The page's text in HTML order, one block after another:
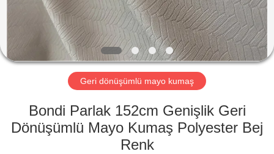
GÖSTERISI
HAKKIMIZDA
FABRIKA
Geri dönüşümlü mayo kumaş
Bondi Parlak 152cm Genişlik Geri
Dönüşümlü Mayo Kumaş Polyester Bej
Renk